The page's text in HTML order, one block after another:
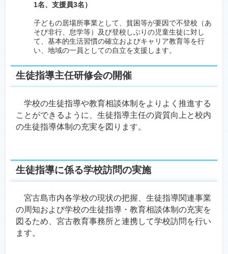
1名、支援員3名）
子どもの居場所事業として、貧困等が要因で不登校（あ
そび非行、怠学等）及び登校しぶりの児童生徒に対し
て、基本的生活習慣の確立およびキャリア教育等を行
い、地域の一員としての自立を支援します。
生徒指導主任研修会の開催
学校の生徒指導や教育相談体制をよりよく推進する
ことができるように、生徒指導主任の資質向上と校内
の生徒指導体制の充実を図ります。
生徒指導に係る学校訪問の実施
宮古島市内各学校の現状の把握、生徒指導関連事業
の周知および学校の生徒指導・教育相談体制の充実を
図るため、宮古教育事務所と連携して学校訪問を行い
ます。